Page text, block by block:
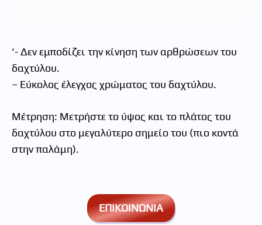
‘- Δεν εμποδίζει την κίνηση των αρθρώσεων του
δαχτύλου.
– Εύκολος έλεγχος χρώματος του δαχτύλου.
Μέτρηση: Μετρήστε το ύψος και το πλάτος του
δαχτύλου στο μεγαλύτερο σημείο του (πιο κοντά
στην παλάμη).
ΕΠΙΚΟΙΝΩΝΙΑ